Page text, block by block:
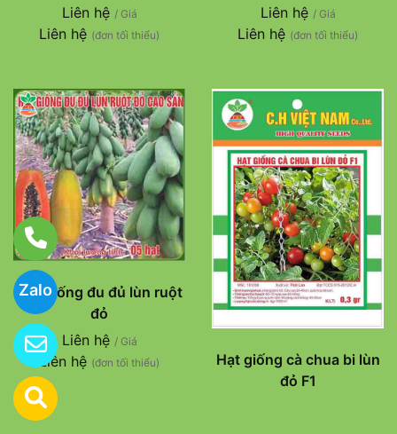
Zalo
Liên hệ / Giá
Liên hệ (đơn tối thiểu)
Liên hệ / Giá
Liên hệ (đơn tối thiểu)
Hạt giống đu đủ lùn ruột
đỏ
Liên hệ / Giá
Liên hệ (đơn tối thiểu)
Hạt giống cà chua bi lùn
đỏ F1